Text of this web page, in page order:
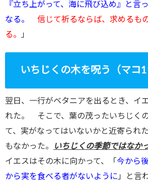
『立ち上がって、海に飛び込め』と言
なる。
信じて祈るならば、求めるも
る。
」
いちじくの木を呪う（マコ
翌日、一行がベタニアを出るとき、イ
れた。 そこで、葉の茂ったいちじく
て、実がなってはいないかと近寄られ
もなかった。
いちじくの季節ではなか
イエスはその木に向かって、「 今から
から実を食べる者がないように 」と言